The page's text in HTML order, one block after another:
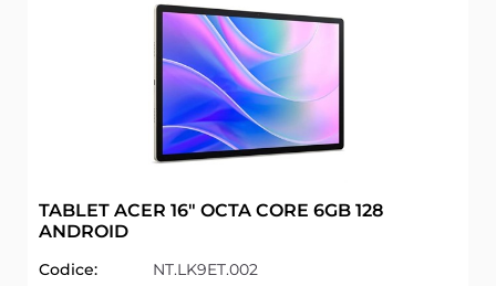
TABLET ACER 16" OCTA CORE 6GB 128
ANDROID
Codice:
NT.LK9ET.002